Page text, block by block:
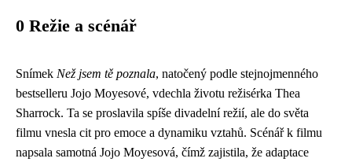
0 Režie a scénář
Snímek Než jsem tě poznala, natočený podle stejnojmenného
bestselleru Jojo Moyesové, vdechla životu režisérka Thea
Sharrock. Ta se proslavila spíše divadelní režií, ale do světa
filmu vnesla cit pro emoce a dynamiku vztahů. Scénář k filmu
napsala samotná Jojo Moyesová, čímž zajistila, že adaptace